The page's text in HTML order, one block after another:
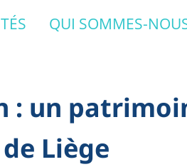
QUI SOMMES-
: un
Liège